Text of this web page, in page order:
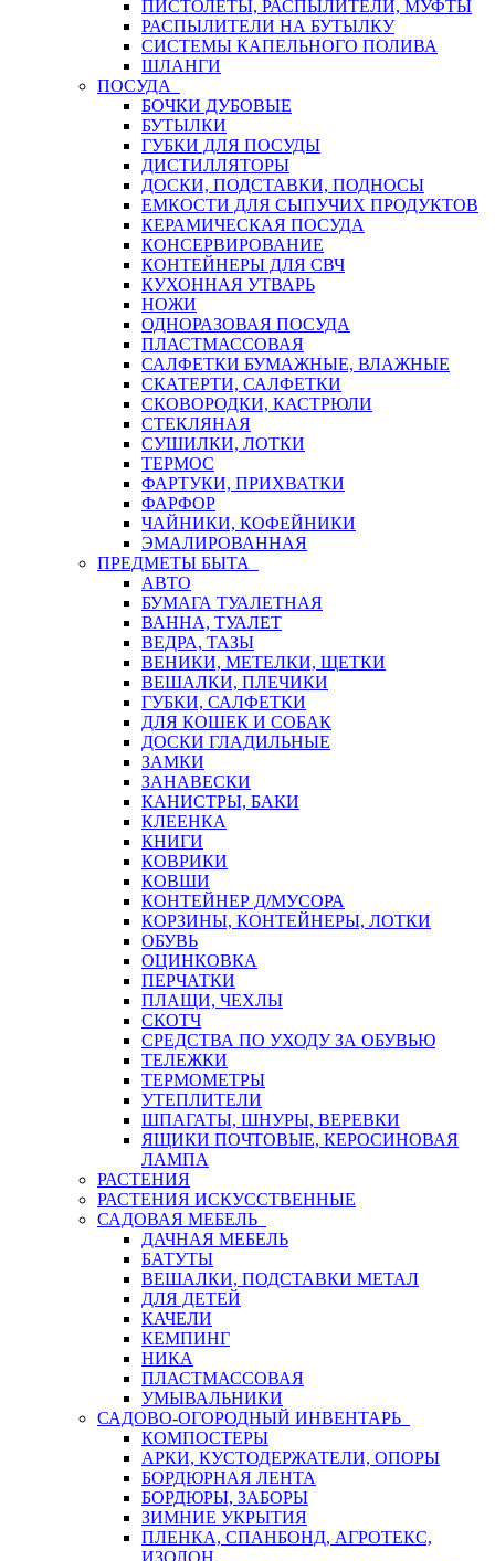
ПИСТОЛЕТЫ, РАСПЫЛИТЕЛИ, МУФТЫ
РАСПЫЛИТЕЛИ НА БУТЫЛКУ
СИСТЕМЫ КАПЕЛЬНОГО ПОЛИВА
ШЛАНГИ
ПОСУДА
БОЧКИ ДУБОВЫЕ
БУТЫЛКИ
ГУБКИ ДЛЯ ПОСУДЫ
ДИСТИЛЛЯТОРЫ
ДОСКИ, ПОДСТАВКИ, ПОДНОСЫ
ЕМКОСТИ ДЛЯ СЫПУЧИХ ПРОДУКТОВ
КЕРАМИЧЕСКАЯ ПОСУДА
КОНСЕРВИРОВАНИЕ
КОНТЕЙНЕРЫ ДЛЯ СВЧ
КУХОННАЯ УТВАРЬ
НОЖИ
ОДНОРАЗОВАЯ ПОСУДА
ПЛАСТМАССОВАЯ
САЛФЕТКИ БУМАЖНЫЕ, ВЛАЖНЫЕ
СКАТЕРТИ, САЛФЕТКИ
СКОВОРОДКИ, КАСТРЮЛИ
СТЕКЛЯНАЯ
СУШИЛКИ, ЛОТКИ
ТЕРМОС
ФАРТУКИ, ПРИХВАТКИ
ФАРФОР
ЧАЙНИКИ, КОФЕЙНИКИ
ЭМАЛИРОВАННАЯ
ПРЕДМЕТЫ БЫТА
АВТО
БУМАГА ТУАЛЕТНАЯ
ВАННА, ТУАЛЕТ
ВЕДРА, ТАЗЫ
ВЕНИКИ, МЕТЕЛКИ, ЩЕТКИ
ВЕШАЛКИ, ПЛЕЧИКИ
ГУБКИ, САЛФЕТКИ
ДЛЯ КОШЕК И СОБАК
ДОСКИ ГЛАДИЛЬНЫЕ
ЗАМКИ
ЗАНАВЕСКИ
КАНИСТРЫ, БАКИ
КЛЕЕНКА
КНИГИ
КОВРИКИ
КОВШИ
КОНТЕЙНЕР Д/МУСОРА
КОРЗИНЫ, КОНТЕЙНЕРЫ, ЛОТКИ
ОБУВЬ
ОЦИНКОВКА
ПЕРЧАТКИ
ПЛАЩИ, ЧЕХЛЫ
СКОТЧ
СРЕДСТВА ПО УХОДУ ЗА ОБУВЬЮ
ТЕЛЕЖКИ
ТЕРМОМЕТРЫ
УТЕПЛИТЕЛИ
ШПАГАТЫ, ШНУРЫ, ВЕРЕВКИ
ЯЩИКИ ПОЧТОВЫЕ, КЕРОСИНОВАЯ
ЛАМПА
РАСТЕНИЯ
РАСТЕНИЯ ИСКУССТВЕННЫЕ
САДОВАЯ МЕБЕЛЬ
ДАЧНАЯ МЕБЕЛЬ
БАТУТЫ
ВЕШАЛКИ, ПОДСТАВКИ МЕТАЛ
ДЛЯ ДЕТЕЙ
КАЧЕЛИ
КЕМПИНГ
НИКА
ПЛАСТМАССОВАЯ
УМЫВАЛЬНИКИ
САДОВО-ОГОРОДНЫЙ ИНВЕНТАРЬ
КОМПОСТЕРЫ
АРКИ, КУСТОДЕРЖАТЕЛИ, ОПОРЫ
БОРДЮРНАЯ ЛЕНТА
БОРДЮРЫ, ЗАБОРЫ
ЗИМНИЕ УКРЫТИЯ
ПЛЕНКА, СПАНБОНД, АГРОТЕКС,
ИЗОЛОН